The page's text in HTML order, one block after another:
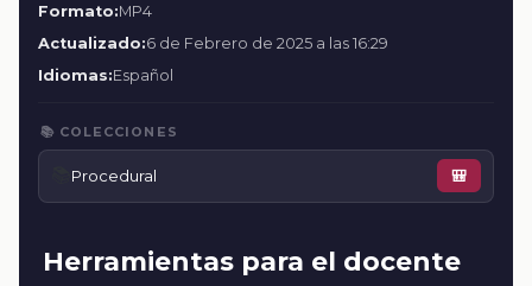
Formato:MP4
Actualizado:6 de Febrero de 2025 a las 16:29
Idiomas:Español
📚 COLECCIONES
Procedural 🎒
Herramientas para el docente